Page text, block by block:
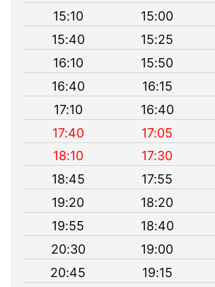
15:10
15:00
15:40
15:25
16:10
15:50
16:40
16:15
17:10
16:40
17:40
17:05
18:10
17:30
18:45
17:55
19:20
18:20
19:55
18:40
20:30
19:00
20:45
19:15